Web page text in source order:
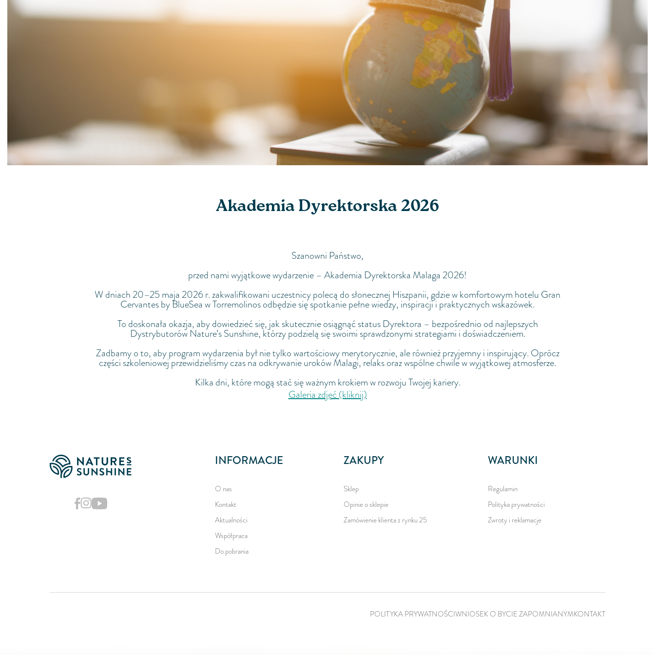
Irlandia
Włochy
Łotwa
Litwa
Luksemburg
Malta
Poland
Portugalia
Rumunia
Słowacja
Akademia Dyrektorska 2026
Szanowni Państwo,
przed nami wyjątkowe wydarzenie – Akademia Dyrektorska Malaga 2026!
W dniach 20–25 maja 2026 r. zakwalifikowani uczestnicy polecą do słonecznej Hiszpanii, gdzie w komfortowym hotelu Gran
Cervantes by BlueSea w Torremolinos odbędzie się spotkanie pełne wiedzy, inspiracji i praktycznych wskazówek.
To doskonała okazja, aby dowiedzieć się, jak skutecznie osiągnąć status Dyrektora – bezpośrednio od najlepszych
Dystrybutorów Nature’s Sunshine, którzy podzielą się swoimi sprawdzonymi strategiami i doświadczeniem.
Zadbamy o to, aby program wydarzenia był nie tylko wartościowy merytorycznie, ale również przyjemny i inspirujący. Oprócz
części szkoleniowej przewidzieliśmy czas na odkrywanie uroków Malagi, relaks oraz wspólne chwile w wyjątkowej atmosferze.
Kilka dni, które mogą stać się ważnym krokiem w rozwoju Twojej kariery.
Galeria zdjęć (kliknij)
INFORMACJE
O nas
Kontakt
Aktualności
Współpraca
Do pobrania
ZAKUPY
Sklep
Opinie o sklepie
Zamówienie klienta z rynku 25
WARUNKI
Regulamin
Polityka prywatności
Zwroty i reklamacje
POLITYKA PRYWATNOŚCIWNIOSEK O BYCIE ZAPOMNIANYMKONTAKT